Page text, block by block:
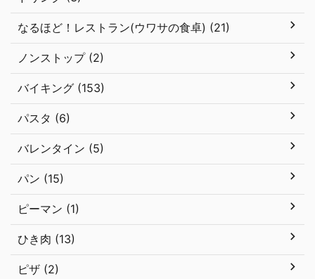
なるほど！レストラン(ウワサの食卓) (21)
ノンストップ (2)
バイキング (153)
パスタ (6)
バレンタイン (5)
パン (15)
ピーマン (1)
ひき肉 (13)
ピザ (2)